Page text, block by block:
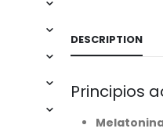
DESCRIPTION
Principios